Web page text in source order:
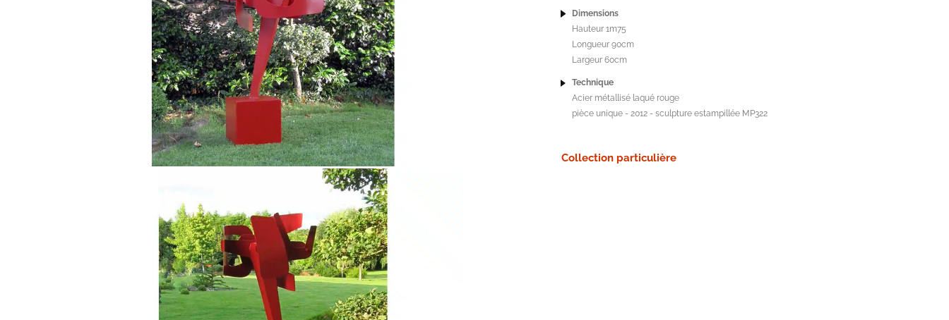
Dimensions
Hauteur 1m75
Longueur 90cm
Largeur 60cm
Technique
Acier métallisé laqué rouge
pièce unique - 2012 - sculpture estampillée MP322
Collection particulière